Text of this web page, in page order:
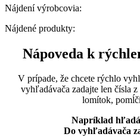
Nájdení výrobcovia:
Nájdené produkty:
Nápoveda k
V prípade, že chcete rýchlo
vyhľadávača zadajte len čísla
lomítok,
Napríklad
Do vyhľadávača